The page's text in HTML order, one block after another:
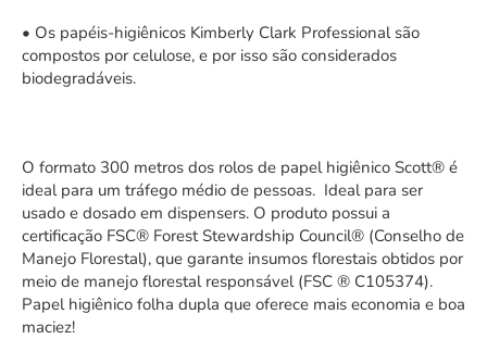
• Os papéis-higiênicos Kimberly Clark Professional são
compostos por celulose, e por isso são considerados
biodegradáveis.
O formato 300 metros dos rolos de papel higiênico Scott® é
ideal para um tráfego médio de pessoas. Ideal para ser
usado e dosado em dispensers. O produto possui a
certificação FSC® Forest Stewardship Council® (Conselho de
Manejo Florestal), que garante insumos florestais obtidos por
meio de manejo florestal responsável (FSC ® C105374).
Papel higiênico folha dupla que oferece mais economia e boa
maciez!